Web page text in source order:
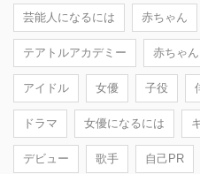
芸能人になるには 赤ちゃん
テアトルアカデミー 赤ちゃ
アイドル 女優 子役
ドラマ 女優になるには
デビュー 歌手 自己PR